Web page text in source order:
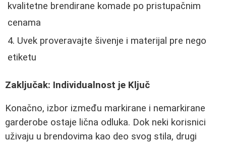
kvalitetne brendirane komade po pristupačnim
cenama
Uvek proveravajte šivenje i materijal pre nego
etiketu
Zaključak: Individualnost je Ključ
Konačno, izbor između markirane i nemarkirane
garderobe ostaje lična odluka. Dok neki korisnici
uživaju u brendovima kao deo svog stila, drugi